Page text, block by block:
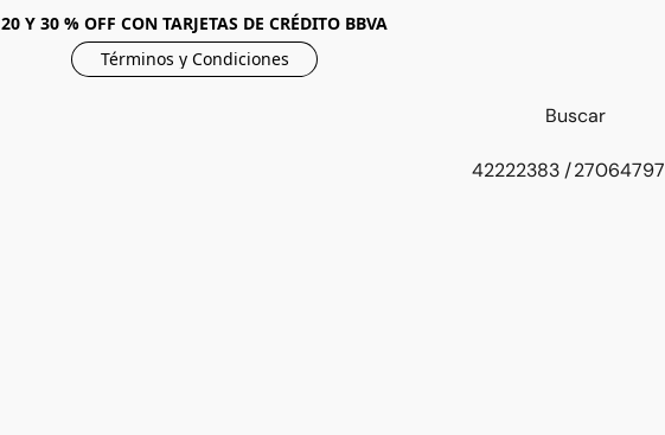
20 Y 30 % OFF CON TARJETAS DE CRÉDITO BBVA
Términos y Condiciones
42222383 / 27064797